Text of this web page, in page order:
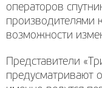
операторов
производителями
возможности
Представители
предусматривают